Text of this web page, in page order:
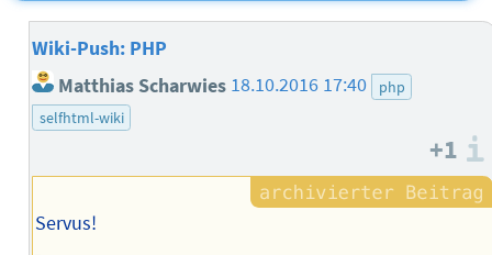
Wiki-Push: PHP
Matthias Scharwies 18.10.2016 17:40
php
selfhtml-wiki
+1
Servus!